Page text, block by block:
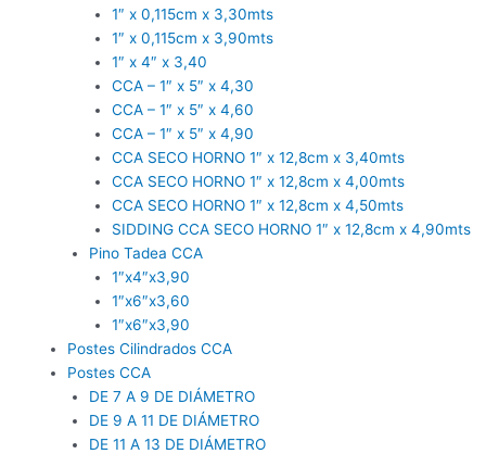
1″ x 0,115cm x 3,30mts
1″ x 0,115cm x 3,90mts
1″ x 4″ x 3,40
CCA – 1″ x 5″ x 4,30
CCA – 1″ x 5″ x 4,60
CCA – 1″ x 5″ x 4,90
CCA SECO HORNO 1″ x 12,8cm x 3,40mts
CCA SECO HORNO 1″ x 12,8cm x 4,00mts
CCA SECO HORNO 1″ x 12,8cm x 4,50mts
SIDDING CCA SECO HORNO 1″ x 12,8cm x 4,90mts
Pino Tadea CCA
1″x4″x3,90
1″x6″x3,60
1″x6″x3,90
Postes Cilindrados CCA
Postes CCA
DE 7 A 9 DE DIÁMETRO
DE 9 A 11 DE DIÁMETRO
DE 11 A 13 DE DIÁMETRO